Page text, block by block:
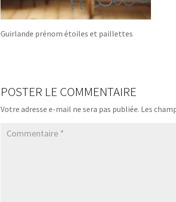
Guirlande prénom étoiles et paillettes
POSTER LE COMMENTAIRE
Votre adresse e-mail ne sera pas publiée. Les